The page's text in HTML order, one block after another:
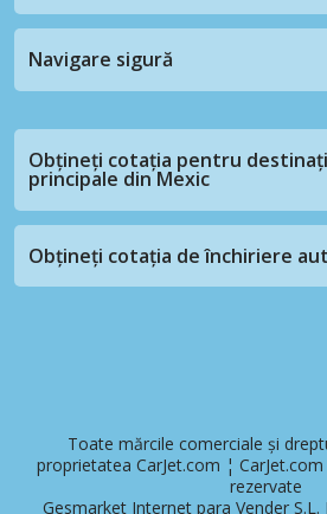
Navigare sigură
Obțineți cotația pentru
principale din Mexic
Obțineți cotația de închiriere
Toate mărcile comerciale și
proprietatea CarJet.com ¦
rezervate
Gesmarket Internet para Vender